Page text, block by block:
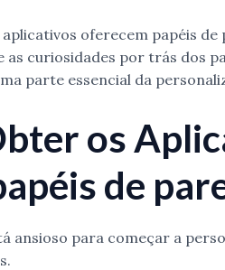
oferecem papéis
as curiosidades por trás dos
parte essencial da
os
de
ansioso para começar a